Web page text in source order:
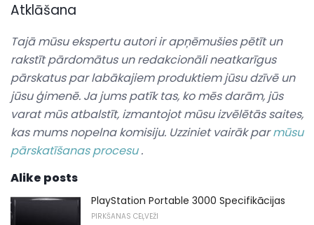
Atklāšana
Tajā mūsu ekspertu autori ir apņēmušies pētīt un
rakstīt pārdomātus un redakcionāli neatkarīgus
pārskatus par labākajiem produktiem jūsu dzīvē un
jūsu ģimenē. Ja jums patīk tas, ko mēs darām, jūs
varat mūs atbalstīt, izmantojot mūsu izvēlētās saites,
kas mums nopelna komisiju. Uzziniet vairāk parmūsu
pārskatīšanas procesu.
Alike posts
PlayStation Portable 3000 Specifikācijas
PIRKŠANAS CEĻVEŽI